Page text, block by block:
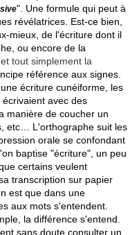
". Une formule qui peut à
révélatrices. Est-ce bien,
mieux, de l'écriture dont il
ou encore de la
tout simplement la
référence aux signes.
écriture cunéiforme, les
avec des
manière de coucher un
etc… L'orthographe suit les
orale se confondant
baptise "écriture", un peu
certains veulent
transcription sur papier
est que dans une
aux mots s'entendent.
la différence s'entend.
sans doute consulter un